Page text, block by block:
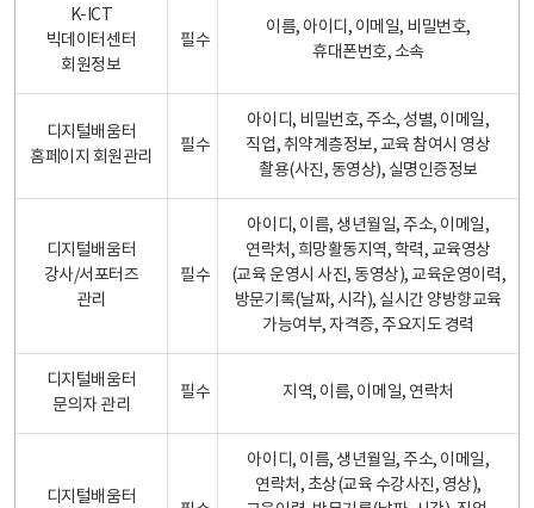
K-ICT
빅데이터센터
회원정보
필수
이름, 아이디, 이메일, 비밀번호,
휴대폰번호, 소속
디지털배움터
홈페이지 회원관리
필수
아이디, 비밀번호, 주소, 성별, 이메일,
직업, 취약계층정보, 교육 참여시 영상
촬용(사진, 동영상), 실명인증정보
디지털배움터
강사/서포터즈
관리
필수
아이디, 이름, 생년월일, 주소, 이메일,
연락처, 희망활동지역, 학력, 교육영상
(교육 운영시 사진, 동영상), 교육운영이력,
방문기록(날짜, 시각), 실시간 양방향교육
가능여부, 자격증, 주요지도 경력
디지털배움터
문의자 관리
필수 지역, 이름, 이메일, 연락처
디지털배움터
아이디, 이름, 생년월일, 주소, 이메일,
연락처, 초상(교육 수강사진, 영상),